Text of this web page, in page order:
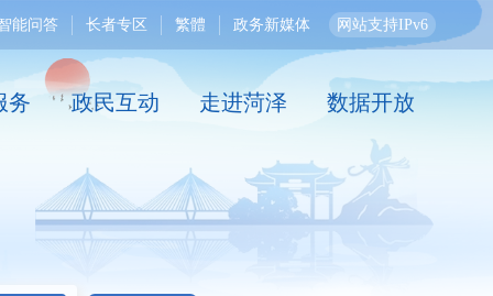
能问答 长者专区 繁體 政务新媒体 网站支持IPv6
务 政民互动 走进菏泽 数据开放